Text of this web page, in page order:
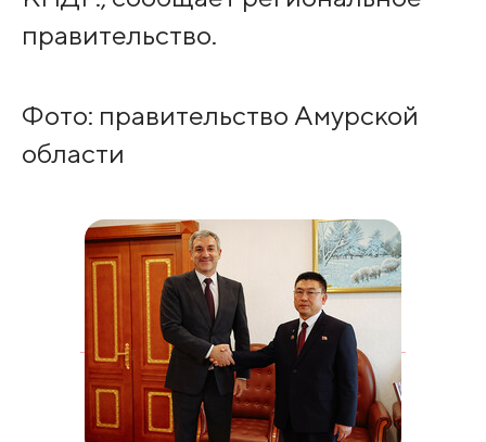
правительство.
Фото: правительство Амурской
области